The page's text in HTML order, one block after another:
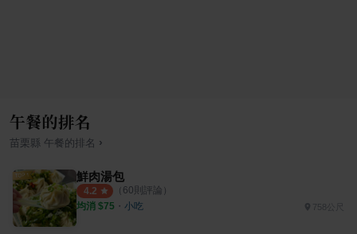
午餐的排名
苗栗縣 午餐的排名 ›
鮮肉湯包
4.2 （ 60則評論）
均消 $75 ・ 小吃 758公尺